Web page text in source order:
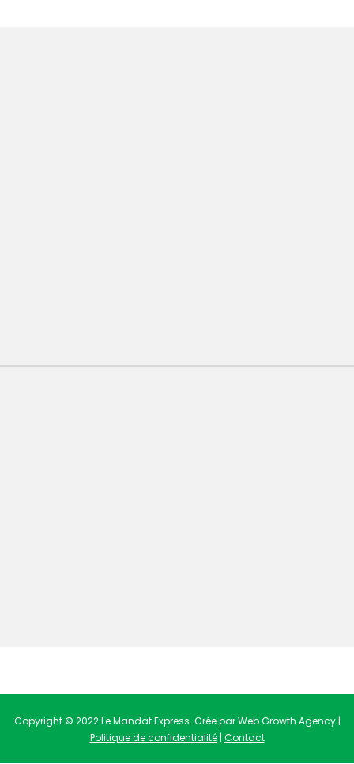
Copyright © 2022 Le Mandat Express. Crée par Web Growth Agency |
Politique de confidentialité| Contact